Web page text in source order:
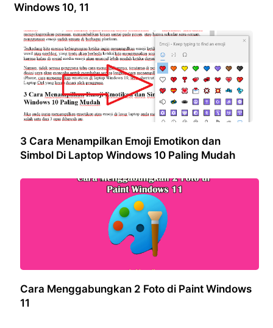
Windows 10, 11
3 Cara Menampilkan Emoji Emotikon dan
Simbol Di Laptop Windows 10 Paling Mudah
Cara Menggabungkan 2 Foto di Paint Windows
11